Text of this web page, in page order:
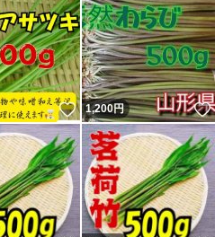
いいね！
1,200円